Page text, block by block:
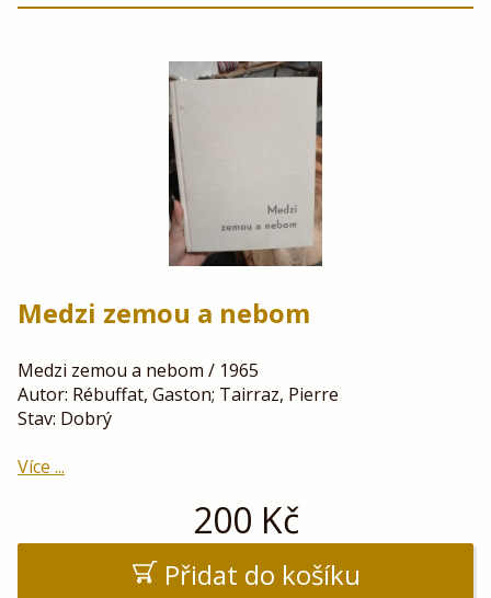
Medzi zemou a nebom
Medzi zemou a nebom / 1965
Autor: Rébuffat, Gaston; Tairraz, Pierre
Stav: Dobrý
Více ...
200 Kč
Přidat do košíku